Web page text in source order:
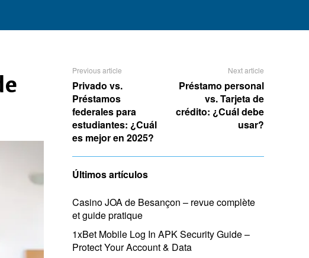
Previous article
Privado vs.
Préstamos
federales para
estudiantes: ¿Cuál
es mejor en 2025?
Next article
Préstamo personal
vs. Tarjeta de
crédito: ¿Cuál debe
usar?
Últimos artículos
Casino JOA de Besançon – revue complète
et guide pratique
1xBet Mobile Log In APK Security Guide –
Protect Your Account & Data